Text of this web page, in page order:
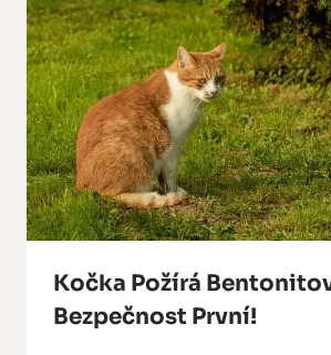
Kočka Požírá
Bezpečnost První!